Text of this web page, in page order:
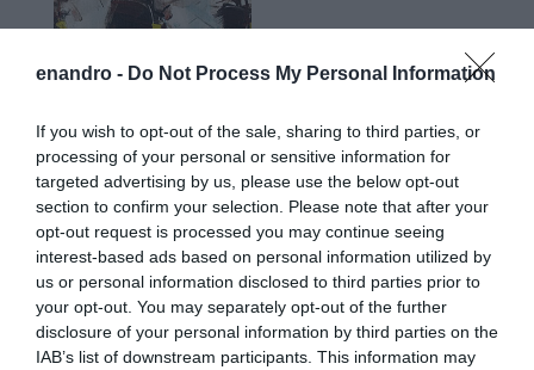
enandro - Do Not Process My Personal Information
If you wish to opt-out of the sale, sharing to third parties, or
processing of your personal or sensitive information for
targeted advertising by us, please use the below opt-out
section to confirm your selection. Please note that after your
opt-out request is processed you may continue seeing
interest-based ads based on personal information utilized by
us or personal information disclosed to third parties prior to
your opt-out. You may separately opt-out of the further
disclosure of your personal information by third parties on the
IAB’s list of downstream participants. This information may